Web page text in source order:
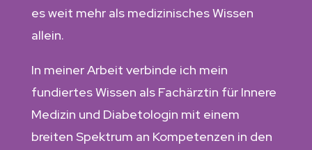
es weit mehr als medizinisches Wissen
allein.
In meiner Arbeit verbinde ich mein
fundiertes Wissen als Fachärztin für Innere
Medizin und Diabetologin mit einem
breiten Spektrum an Kompetenzen in den